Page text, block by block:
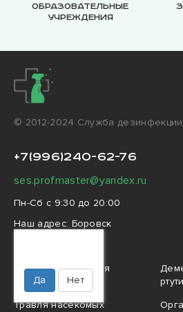
Образовательные
учреждения
© 2012-2024 Cлужба
+7(996)240-62-76
ses.profmaster@yandex.ru
Пн-Сб с 9:30 до 20:00
Наш адрес: Боровск
Да Нет
Профессиональная
дезинфекция
Травля насекомых
ртути